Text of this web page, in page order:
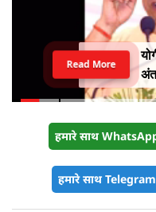
Read More
हमारे साथ
हमारे साथ